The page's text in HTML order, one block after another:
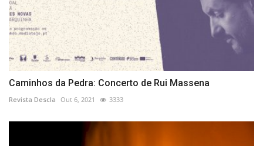
Caminhos da Pedra: Concerto de Rui Massena
Revista Descla Out 6, 2021 3333